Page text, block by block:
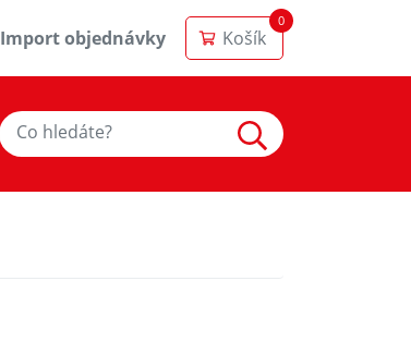
Import objednávky Košík
0